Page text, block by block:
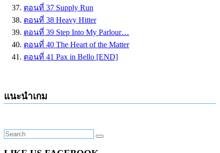
ตอนที่ 37 Supply Run
ตอนที่ 38 Heavy Hitter
ตอนที่ 39 Step Into My Parlour…
ตอนที่ 40 The Heart of the Matter
ตอนที่ 41 Pax in Bello [END]
แนะนำเกม